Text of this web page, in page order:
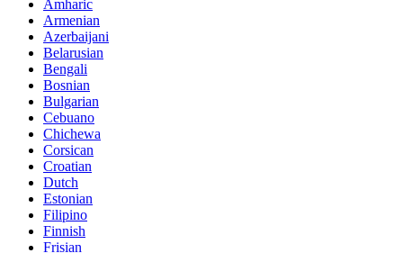
Amharic
Armenian
Azerbaijani
Belarusian
Bengali
Bosnian
Bulgarian
Cebuano
Chichewa
Corsican
Croatian
Dutch
Estonian
Filipino
Finnish
Frisian